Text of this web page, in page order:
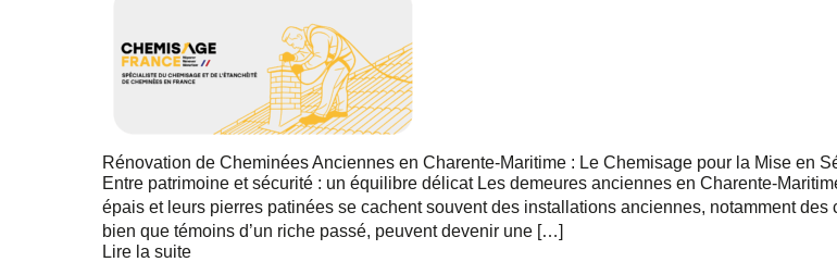
Rénovation de Cheminées Anciennes en Charente-Maritime : Le Chemisage pour la Mise en
Entre patrimoine et sécurité : un équilibre délicat Les demeures anciennes en Charente-
épais et leurs pierres patinées se cachent souvent des installations anciennes, notamment
bien que témoins d’un riche passé, peuvent devenir une […]
Lire la suite